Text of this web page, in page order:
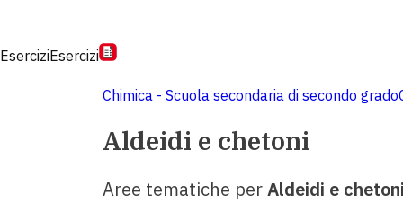
EserciziEsercizi
Chimica - Scuola secondaria di secondo grado
Aldeidi e chetoni
Aree tematiche perAldeidi e chetoni